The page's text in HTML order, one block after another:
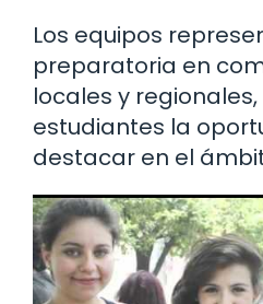
Los equipos
preparatoria en
locales y
estudiantes la
destacar en el